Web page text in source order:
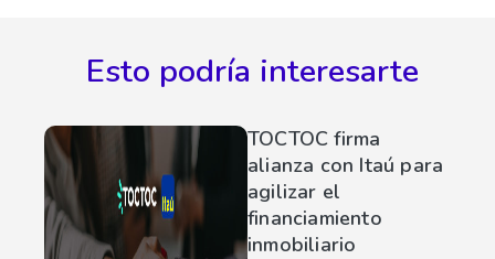
Esto podría interesarte
TOCTOC firma
alianza con Itaú para
agilizar el
financiamiento
inmobiliario